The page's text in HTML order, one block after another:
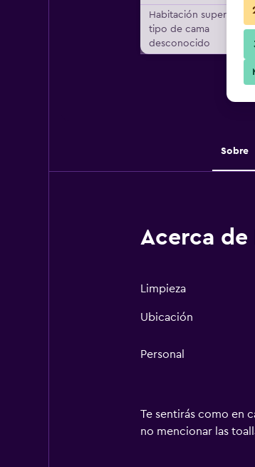
Habitación superior,
tipo de cama
desconocido
Sobre
Acerca de
Limpieza
Ubicación
Personal
Te sentirás como en
no mencionar las